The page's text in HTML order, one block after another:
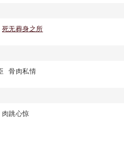
死无葬身之所
骨肉私情
肉跳心惊